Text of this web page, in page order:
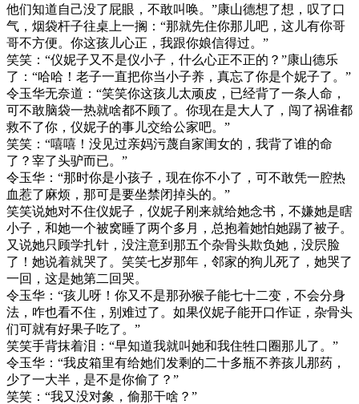
他们知道自己没了屁眼，不敢叫唤。”康山德想了想，叹了口
气，烟袋杆子往桌上一搁：“那就先住你那儿吧，这儿有你哥
哥不方便。你这孩儿心正，我跟你娘信得过。”
笑笑：“仪妮子又不是仪小子，什么心正不正的？”康山德乐
了：“哈哈！老子一直把你当小子养，真忘了你是个妮子了。”
令玉华无奈道：“笑笑你这孩儿太顽皮，已经背了一条人命，
可不敢脑袋一热就啥都不顾了。你现在是大人了，闯了祸谁都
救不了你，仪妮子的事儿交给公家吧。”
笑笑：“嘻嘻！没见过亲妈污蔑自家闺女的，我背了谁的命
了？宰了头驴而已。”
令玉华：“那时你是小孩子，现在你不小了，可不敢凭一腔热
血惹了麻烦，那可是要坐禁闭掉头的。”
笑笑说她对不住仪妮子，仪妮子刚来就给她念书，不嫌她是瞎
小子，和她一个被窝睡了两个多月，总抱着她怕她踢了被子。
又说她只顾学扎针，没注意到那五个杂骨头欺负她，没屄脸
了！她说着就哭了。笑笑七岁那年，邻家的狗儿死了，她哭了
一回，这是她第二回哭。
令玉华：“孩儿呀！你又不是那孙猴子能七十二变，不会分身
法，咋也看不住，别难过了。如果仪妮子能开口作证，杂骨头
们可就有好果子吃了。”
笑笑手背抹着泪：“早知道我就叫她和我住牲口圈那儿了。”
令玉华：“我皮箱里有给她们发剩的二十多瓶不养孩儿那药，
少了一大半，是不是你偷了？”
笑笑：“我又没对象，偷那干啥？”